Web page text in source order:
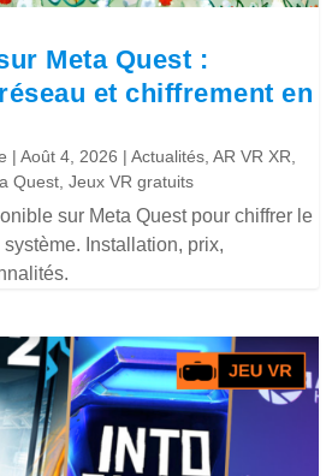
Meta Quest :
et chiffrement en
|Août 4, 2026 |Actualités ,AR VR XR
Quest ,Jeux VR gratuits
sur Meta Quest pour chiffrer le
Installation, prix,